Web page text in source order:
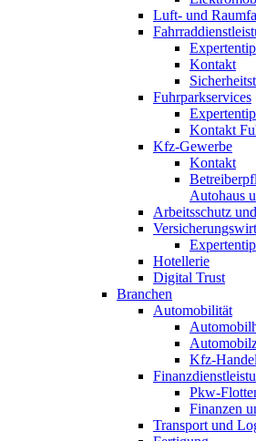
Luft- und
Kontakt
Fuhrparkservices
Kontakt
Kfz-Gewerbe
Kontakt
Autohaus
Arbeitsschutz
Hotellerie
Digital Trust
Branchen
Automobilität
Kfz-
Finanzen
Transport und